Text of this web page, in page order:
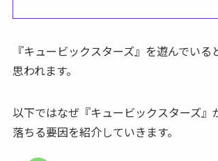
『キュービックスターズ』を遊んでい
思われます。
以下ではなぜ『キュービックスターズ
落ちる要因を紹介していきます。